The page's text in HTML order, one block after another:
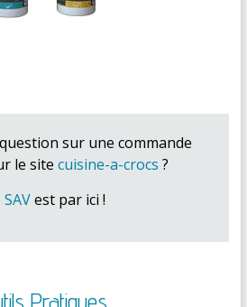
sur une commande
le site cuisine-a-crocs ?
SAVest par ici !
Pratiques